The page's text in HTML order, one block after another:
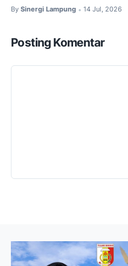
By Sinergi Lampung • 14 Jul, 2026
Posting Komentar